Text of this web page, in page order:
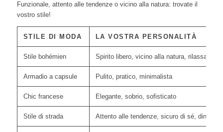
Funzionale, attento alle tendenze o vicino alla natura: trovate il
vostro stile!
STILE DI MODA LA VOSTRA PERSONALITÀ
Stile bohémien Spirito libero, vicino alla natura, rilassato
Armadio a capsule Pulito, pratico, minimalista
Chic francese Elegante, sobrio, sofisticato
Stile di strada Attento alle tendenze, sicuro di sé,